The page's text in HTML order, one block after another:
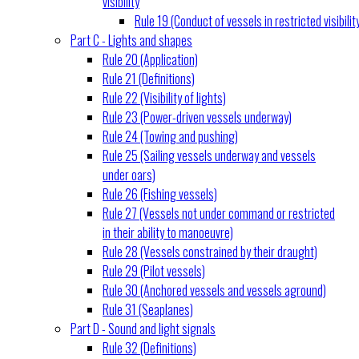
Rule 19 (Conduct of vessels in restricted
Part C - Lights and shapes
Rule 20 (Application)
Rule 21 (Definitions)
Rule 22 (Visibility of lights)
Rule 23 (Power-driven vessels underway)
Rule 24 (Towing and pushing)
Rule 25 (Sailing vessels underway and vessels
under oars)
Rule 26 (Fishing vessels)
Rule 27 (Vessels not under command or restricted
in their ability to manoeuvre)
Rule 28 (Vessels constrained by their draught)
Rule 29 (Pilot vessels)
Rule 30 (Anchored vessels and vessels aground)
Rule 31 (Seaplanes)
Part D - Sound and light signals
Rule 32 (Definitions)